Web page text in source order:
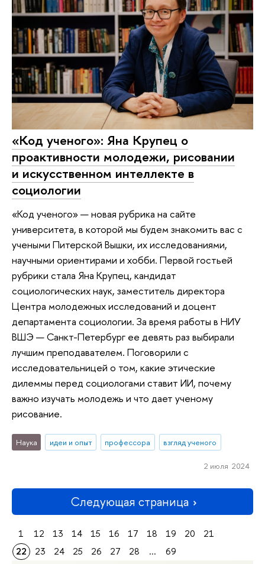
«Код ученого»: Яна Крупец о
проактивности молодежи, рисовании
и искусственном интеллекте в
социологии
«Код ученого» — новая рубрика на сайте
университета, в которой мы будем знакомить вас с
учеными Питерской Вышки, их исследованиями,
научными ориентирами и хобби. Первой гостьей
рубрики стала Яна Крупец, кандидат
социологических наук, заместитель директора
Центра молодежных исследований и доцент
департамента социологии. За время работы в НИУ
ВШЭ — Санкт-Петербург ее девять раз выбирали
лучшим преподавателем. Поговорили с
исследовательницей о том, какие этические
дилеммы перед социологами ставит ИИ, почему
важно изучать молодежь и что дает ученому
рисование.
Наука идеи и опыт профессора взгляд ученого
2 июля 2024
Следующая страница
1 12 13 14 15 16 17 18 19 20
21
22
23 24 25 26 27 28 ... 69